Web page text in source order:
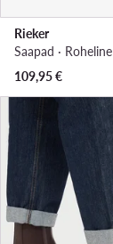
Rieker
Saapad · Roheline
109,95€